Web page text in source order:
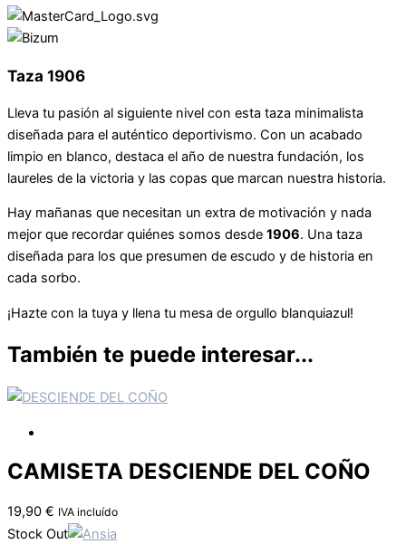
Taza 1906
Lleva tu pasión al siguiente nivel con esta taza minimalista
diseñada para el auténtico deportivismo. Con un acabado
limpio en blanco, destaca el año de nuestra fundación, los
laureles de la victoria y las copas que marcan nuestra historia.
Hay mañanas que necesitan un extra de motivación y nada
mejor que recordar quiénes somos desde 1906. Una taza
diseñada para los que presumen de escudo y de historia en
cada sorbo.
¡Hazte con la tuya y llena tu mesa de orgullo blanquiazul!
También te puede interesar...
CAMISETA DESCIENDE DEL COÑO
19,90 € IVA incluído
Stock Out